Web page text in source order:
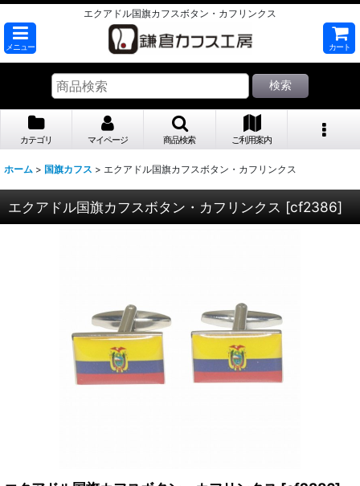
エクアドル国旗カフスボタン・カフリンクス
メニュー カート
検索
カテゴリ マイページ 商品検索 ご利用案内
ホーム > 国旗カフス > エクアドル国旗カフスボタン・カフリンクス
エクアドル国旗カフスボタン・カフリンクス [cf2386]